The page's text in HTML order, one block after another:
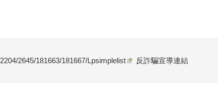
2645/181663/181667/Lpsimplelist 反詐騙宣導連結